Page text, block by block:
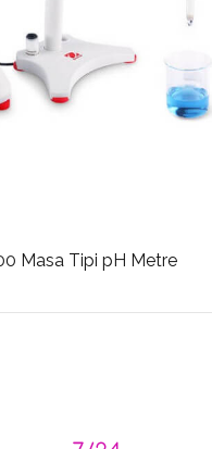
Masa Tipi pH Metre